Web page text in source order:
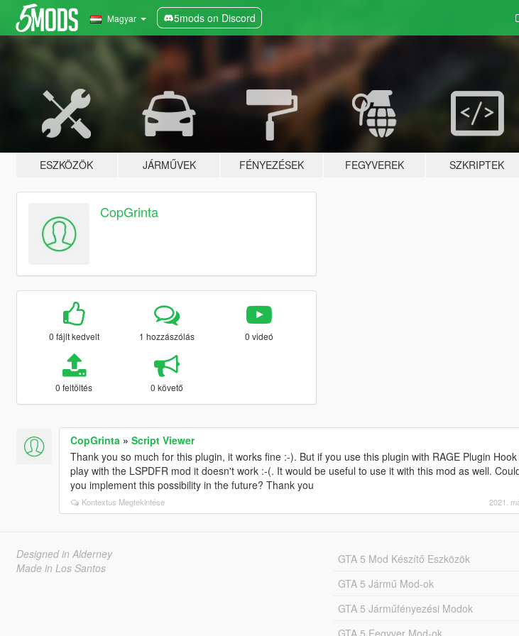
Magyar 5mods on Discord
ESZKÖZÖK JÁRMŰVEK FÉNYEZÉSEK FEGYVEREK SZKRIPTEK
CopGrinta
0 fájlt kedvelt 1 hozzászólás 0 videó
0 feltöltés 0 követő
CopGrinta » Script Viewer
Thank you so much for this plugin, it works fine :-). But if you use this plugin with RAGE Plugin Hook
play with the LSPDFR mod it doesn't work :-(. It would be useful to use it with this mod as well.
you implement this possibility in the future? Thank you
Kontextus Megtekintése 2021.
Designed in Alderney
Made in Los Santos
GTA 5 Mod Készítő Eszközök
GTA 5 Jármű Mod-ok
GTA 5 Járműfényezési Modok
GTA 5 Fegyver Mod-ok